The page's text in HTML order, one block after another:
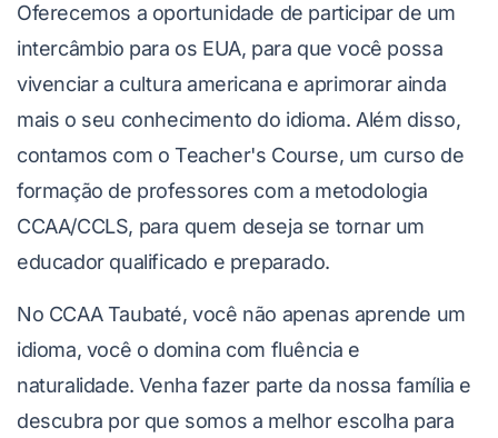
Oferecemos a oportunidade de participar de um
intercâmbio para os EUA, para que você possa
vivenciar a cultura americana e aprimorar ainda
mais o seu conhecimento do idioma. Além disso,
contamos com o Teacher's Course, um curso de
formação de professores com a metodologia
CCAA/CCLS, para quem deseja se tornar um
educador qualificado e preparado.
No CCAA Taubaté, você não apenas aprende um
idioma, você o domina com fluência e
naturalidade. Venha fazer parte da nossa família e
descubra por que somos a melhor escolha para